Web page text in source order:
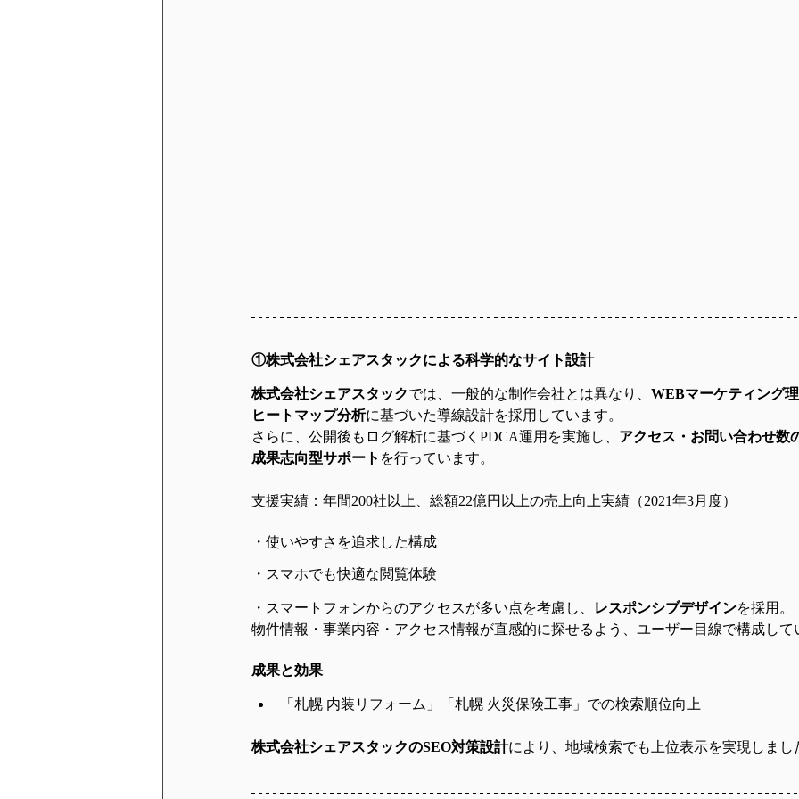
①株式会社シェアスタックによる科学的なサイト設計
株式会社シェアスタックでは、一般的な制作会社とは異なり、 WEBマーケティング
ヒートマップ分析に基づいた導線設計を採用しています。
さらに、公開後もログ解析に基づくPDCA運用を実施し、 アクセス・お問い合わせ数
成果志向型サポート を行っています。
支援実績：年間200社以上、総額22億円以上の売上向上実績（2021年3月度）
・使いやすさを追求した構成
・スマホでも快適な閲覧体験
・スマートフォンからのアクセスが多い点を考慮し、 レスポンシブデザインを採用。
物件情報・事業内容・アクセス情報が直感的に探せるよう、ユーザー目線で構成して
成果と効果
「 札幌 内装リフォーム 」「 札幌 火災保険工事 」での検索順位向上
株式会社シェアスタックのSEO対策設計により、地域検索でも上位表示を実現しまし